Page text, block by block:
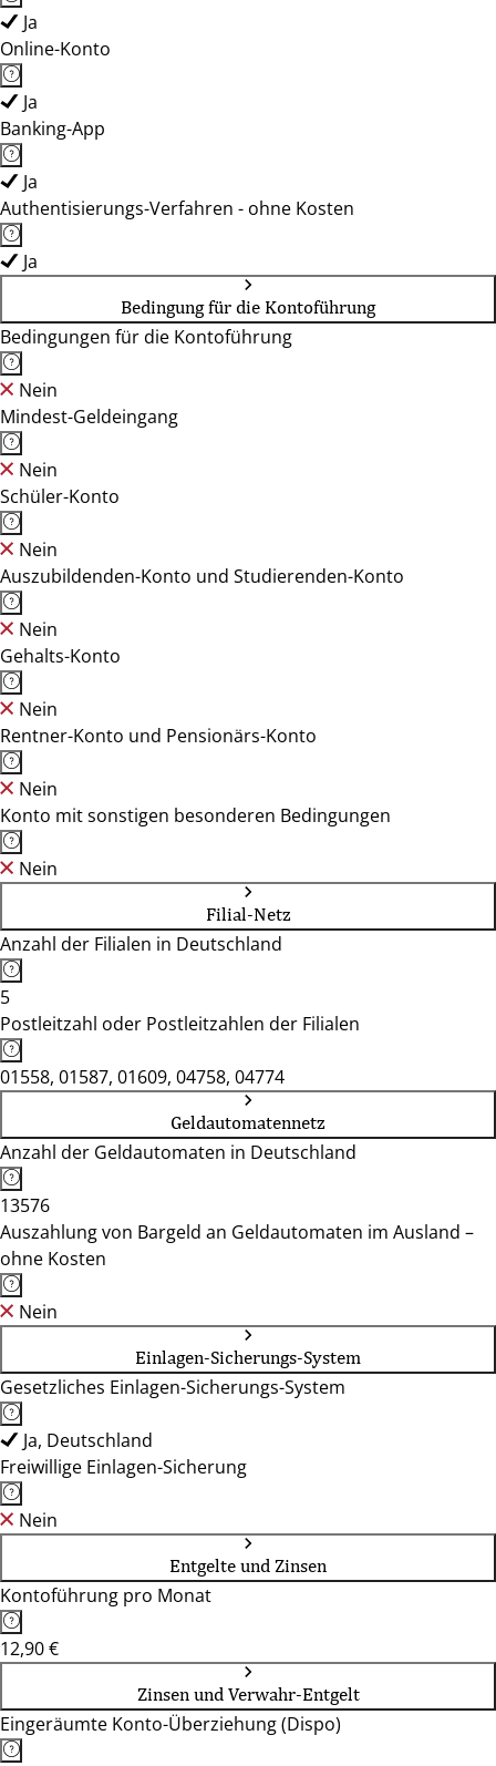
Ja
Online-Konto
Ja
Banking-App
Ja
Authentisierungs-Verfahren - ohne Kosten
Ja
Bedingung für die Kontoführung
Bedingungen für die Kontoführung
Nein
Mindest-Geldeingang
Nein
Schüler-Konto
Nein
Auszubildenden-Konto und Studierenden-Konto
Nein
Gehalts-Konto
Nein
Rentner-Konto und Pensionärs-Konto
Nein
Konto mit sonstigen besonderen Bedingungen
Nein
Filial-Netz
Anzahl der Filialen in Deutschland
5
Postleitzahl oder Postleitzahlen der Filialen
01558, 01587, 01609, 04758, 04774
Geldautomatennetz
Anzahl der Geldautomaten in Deutschland
13576
Auszahlung von Bargeld an Geldautomaten im Ausland –
ohne Kosten
Nein
Einlagen-Sicherungs-System
Gesetzliches Einlagen-Sicherungs-System
Ja, Deutschland
Freiwillige Einlagen-Sicherung
Nein
Entgelte und Zinsen
Kontoführung pro Monat
12,90 €
Zinsen und Verwahr-Entgelt
Eingeräumte Konto-Überziehung (Dispo)